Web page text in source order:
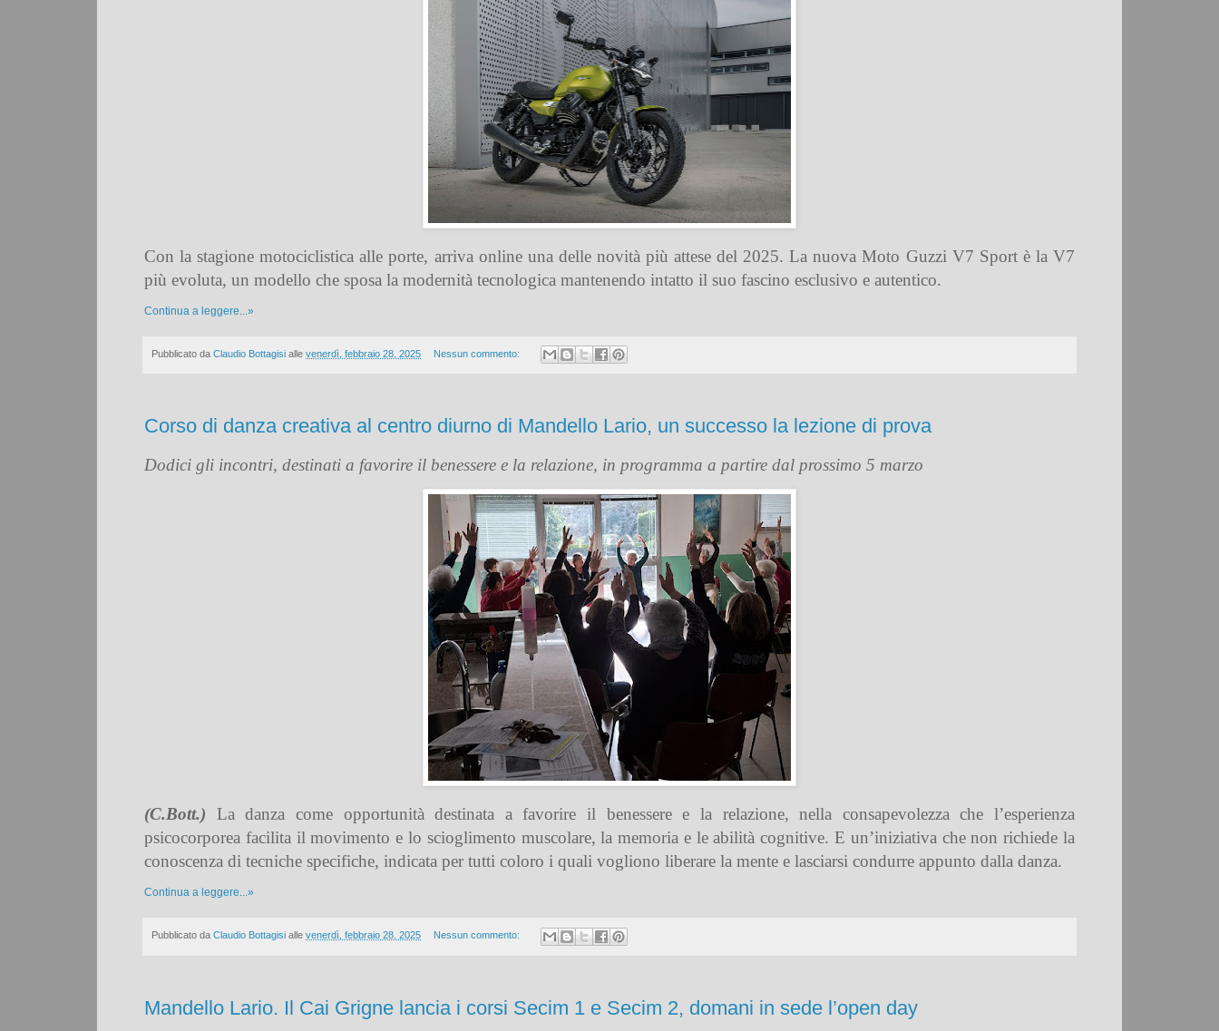
Con la stagione motociclistica alle porte, arriva online una delle novità più attese del 2025. La nuova Moto Guzzi V7 Sport è la V7
più evoluta, un modello che sposa la modernità tecnologica mantenendo intatto il suo fascino esclusivo e autentico.
Continua a leggere...»
Pubblicato da Claudio Bottagisi alle venerdì, febbraio 28, 2025 Nessun commento:
Corso di danza creativa al centro diurno di Mandello Lario, un successo la lezione di prova
Dodici gli incontri, destinati a favorire il benessere e la relazione, in programma a partire dal prossimo 5 marzo
(C.Bott.) La danza come opportunità destinata a favorire il benessere e la relazione, nella consapevolezza che l’esperienza
psicocorporea facilita il movimento e lo scioglimento muscolare, la memoria e le abilità cognitive. E un’iniziativa che non richiede la
conoscenza di tecniche specifiche, indicata per tutti coloro i quali vogliono liberare la mente e lasciarsi condurre appunto dalla danza.
Continua a leggere...»
Pubblicato da Claudio Bottagisi alle venerdì, febbraio 28, 2025 Nessun commento:
Mandello Lario. Il Cai Grigne lancia i corsi Secim 1 e Secim 2, domani in sede l’open day